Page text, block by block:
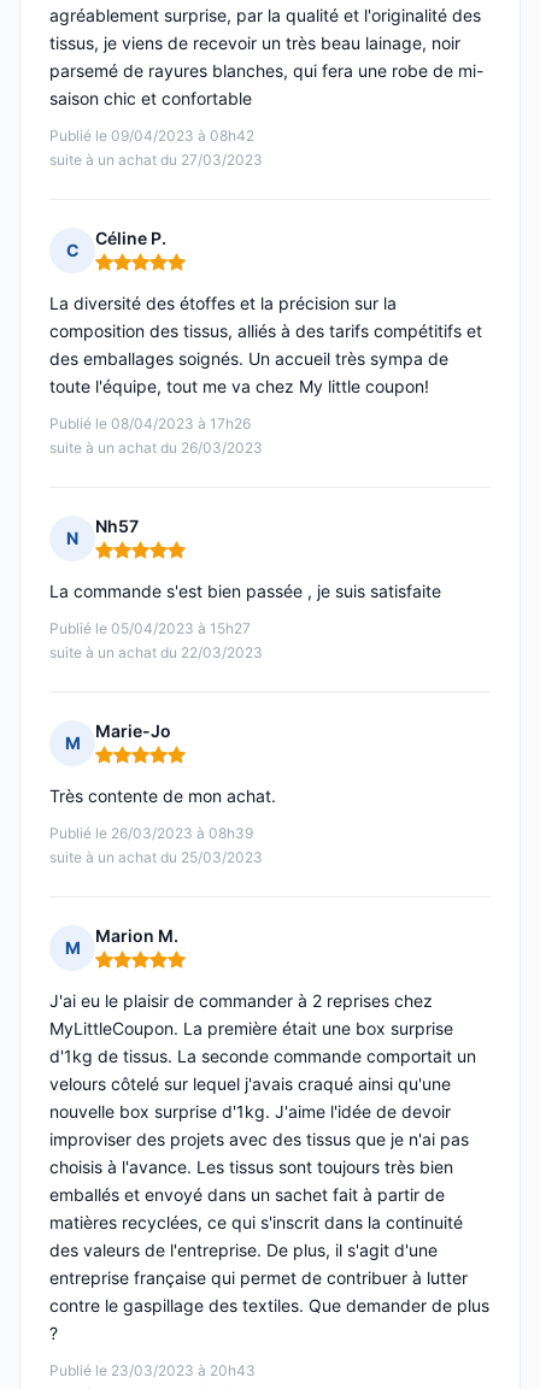
Publié le 09/04/2023 à 08h42
suite à un achat du 27/03/2023
agréablement surprise, par la qualité et l'originalité des
tissus, je viens de recevoir un très beau lainage, noir
parsemé de rayures blanches, qui fera une robe de mi-
saison chic et confortable
C
Céline P.
Note : 5 sur 5
Publié le 08/04/2023 à 17h26
suite à un achat du 26/03/2023
La diversité des étoffes et la précision sur la
composition des tissus, alliés à des tarifs compétitifs et
des emballages soignés. Un accueil très sympa de
toute l'équipe, tout me va chez My little coupon!
N
Nh57
Note : 5 sur 5
Publié le 05/04/2023 à 15h27
suite à un achat du 22/03/2023
La commande s'est bien passée , je suis satisfaite
M
Marie-Jo
Note : 5 sur 5
Publié le 26/03/2023 à 08h39
suite à un achat du 25/03/2023
Très contente de mon achat.
M
Marion M.
Note : 5 sur 5
Publié le 23/03/2023 à 20h43
J'ai eu le plaisir de commander à 2 reprises chez
MyLittleCoupon. La première était une box surprise
d'1kg de tissus. La seconde commande comportait un
velours côtelé sur lequel j'avais craqué ainsi qu'une
nouvelle box surprise d'1kg. J'aime l'idée de devoir
improviser des projets avec des tissus que je n'ai pas
choisis à l'avance. Les tissus sont toujours très bien
emballés et envoyé dans un sachet fait à partir de
matières recyclées, ce qui s'inscrit dans la continuité
des valeurs de l'entreprise. De plus, il s'agit d'une
entreprise française qui permet de contribuer à lutter
contre le gaspillage des textiles. Que demander de plus
?